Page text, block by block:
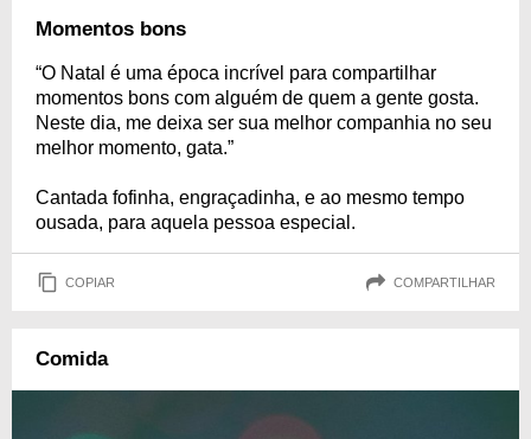
Momentos bons
“O Natal é uma época incrível para compartilhar
momentos bons com alguém de quem a gente gosta.
Neste dia, me deixa ser sua melhor companhia no seu
melhor momento, gata.”
Cantada fofinha, engraçadinha, e ao mesmo tempo
ousada, para aquela pessoa especial.
COPIAR COMPARTILHAR
Comida